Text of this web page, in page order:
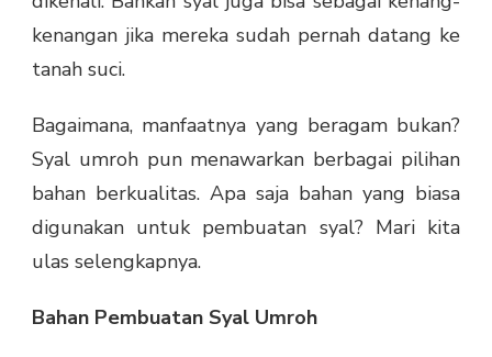
kenangan jika mereka sudah pernah datang ke
tanah suci.
Bagaimana, manfaatnya yang beragam bukan?
Syal umroh pun menawarkan berbagai pilihan
bahan berkualitas. Apa saja bahan yang biasa
digunakan untuk pembuatan syal? Mari kita
ulas selengkapnya.
Bahan Pembuatan Syal Umroh